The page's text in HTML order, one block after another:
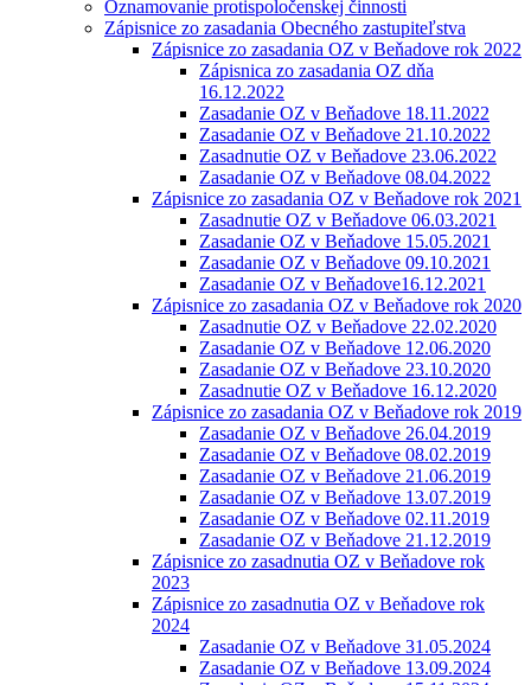
Oznamovanie protispoločenskej činnosti
Zápisnice zo zasadania Obecného zastupiteľstva
Zápisnice zo zasadania OZ v Beňadove rok 2022
Zápisnica zo zasadania OZ dňa
16.12.2022
Zasadanie OZ v Beňadove 18.11.2022
Zasadanie OZ v Beňadove 21.10.2022
Zasadnutie OZ v Beňadove 23.06.2022
Zasadanie OZ v Beňadove 08.04.2022
Zápisnice zo zasadania OZ v Beňadove rok 2021
Zasadnutie OZ v Beňadove 06.03.2021
Zasadanie OZ v Beňadove 15.05.2021
Zasadanie OZ v Beňadove 09.10.2021
Zasadanie OZ v Beňadove16.12.2021
Zápisnice zo zasadania OZ v Beňadove rok 2020
Zasadnutie OZ v Beňadove 22.02.2020
Zasadanie OZ v Beňadove 12.06.2020
Zasadanie OZ v Beňadove 23.10.2020
Zasadnutie OZ v Beňadove 16.12.2020
Zápisnice zo zasadania OZ v Beňadove rok 2019
Zasadanie OZ v Beňadove 26.04.2019
Zasadanie OZ v Beňadove 08.02.2019
Zasadanie OZ v Beňadove 21.06.2019
Zasadanie OZ v Beňadove 13.07.2019
Zasadanie OZ v Beňadove 02.11.2019
Zasadanie OZ v Beňadove 21.12.2019
Zápisnice zo zasadnutia OZ v Beňadove rok
2023
Zápisnice zo zasadnutia OZ v Beňadove rok
2024
Zasadanie OZ v Beňadove 31.05.2024
Zasadanie OZ v Beňadove 13.09.2024